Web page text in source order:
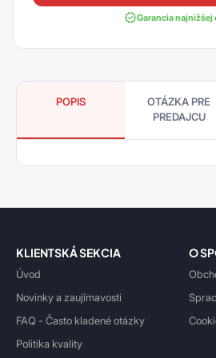
Garancia najnižšej
POPIS
OTÁZKA PRE
PREDAJCU
KLIENTSKÁ SEKCIA
Úvod
Novinky a zaujímavosti
FAQ - Často kladené otázky
Politika kvality
O